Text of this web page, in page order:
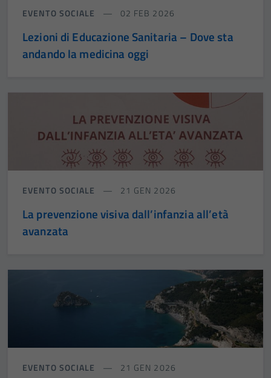
EVENTO SOCIALE 02 FEB 2026
Lezioni di Educazione Sanitaria – Dove sta
andando la medicina oggi
EVENTO SOCIALE 21 GEN 2026
La prevenzione visiva dall’infanzia all’età
avanzata
EVENTO SOCIALE 21 GEN 2026